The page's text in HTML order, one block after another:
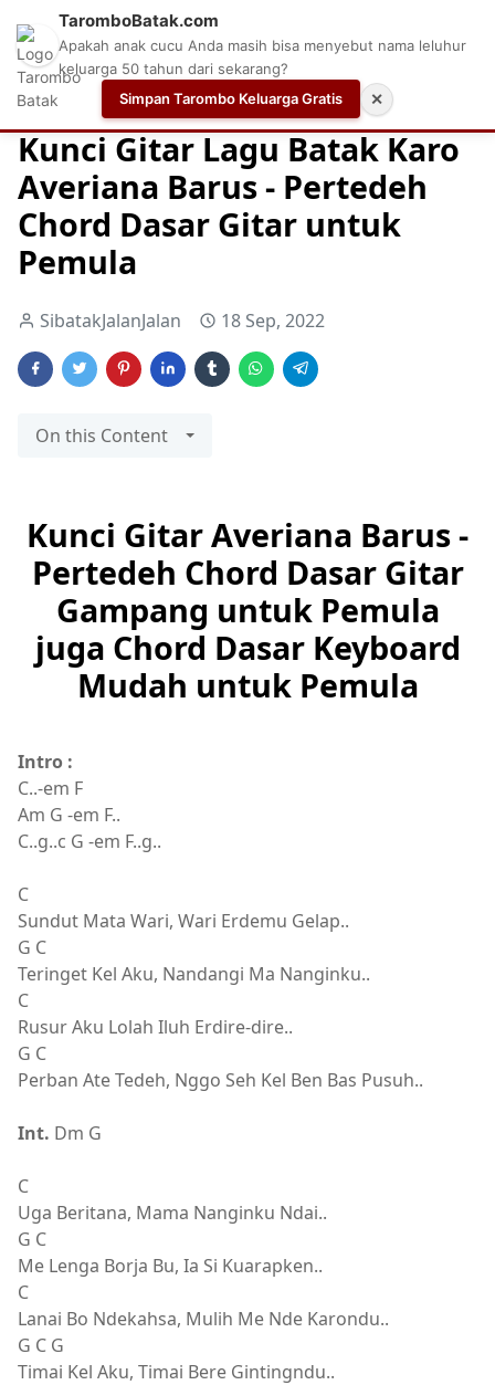
Home Batak Karo Chord Dasar Chord Dasar Gitar
Kunci Gitar Lagu Batak Karo
Averiana Barus - Pertedeh
Chord Dasar Gitar untuk
Pemula
SibatakJalanJalan 18 Sep, 2022
On this Content
Kunci Gitar Averiana Barus -
Pertedeh Chord Dasar Gitar
Gampang untuk Pemula
juga Chord Dasar Keyboard
Mudah untuk Pemula
Intro :
C..-em F
Am G -em F..
C..g..c G -em F..g..
C
Sundut Mata Wari, Wari Erdemu Gelap..
G C
Teringet Kel Aku, Nandangi Ma Nanginku..
C
Rusur Aku Lolah Iluh Erdire-dire..
G C
Perban Ate Tedeh, Nggo Seh Kel Ben Bas Pusuh..
Int. Dm G
C
Uga Beritana, Mama Nanginku Ndai..
G C
Me Lenga Borja Bu, Ia Si Kuarapken..
C
Lanai Bo Ndekahsa, Mulih Me Nde Karondu..
G C G
Timai Kel Aku, Timai Bere Gintingndu..
TaromboBatak.com
Apakah anak cucu Anda masih bisa menyebut nama leluhur
keluarga 50 tahun dari sekarang?
Simpan Tarombo Keluarga Gratis
✕